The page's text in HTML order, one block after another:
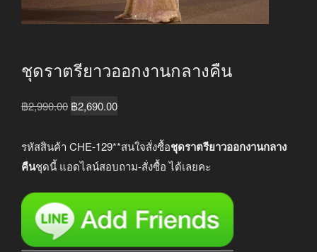
ชุดราตรียาวออกงานกลางคืน
฿2,990.00 Original
was:
฿2,990.00.
฿2,690.00Current
is:
฿2,690.00.
รหัสสินค้า CHE-129**สนใจสั่งซื้อชุดราตรียาวออกงานกลาง
คืนชุดนี้ แอดไลน์สอบถาม-สั่งซื้อ ได้เลยคะ